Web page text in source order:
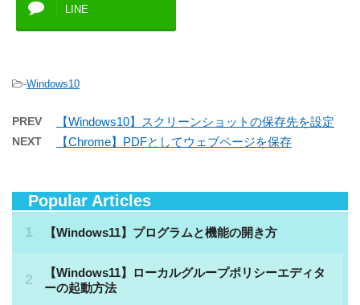
LINE
-Windows10
PREV 【Windows10】スクリーンショットの保存先を設定
NEXT 【Chrome】PDFとしてウェブページを保存
Popular Articles